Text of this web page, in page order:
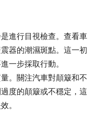
進行目視檢查。查看車
器的潮濕斑點。這一初
一步採取行動。
。關注汽車對顛簸和不
度的顛簸或不穩定，這
。